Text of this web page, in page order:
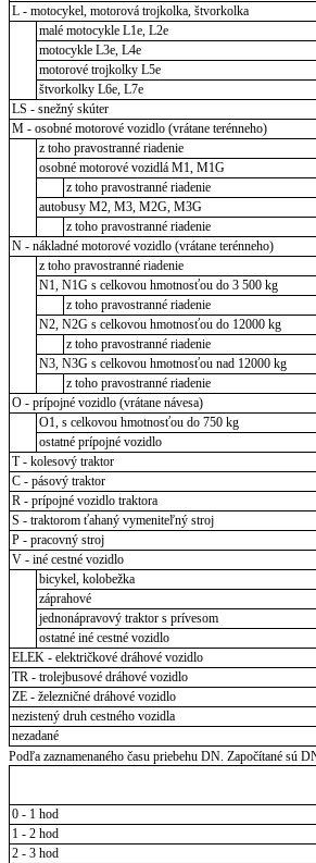
L - motocykel, motorová trojkolka, štvorkolka
malé motocykle L1e, L2e
motocykle L3e, L4e
motorové trojkolky L5e
štvorkolky L6e, L7e
LS - snežný skúter
M - osobné motorové vozidlo (vrátane terénneho)
z toho pravostranné riadenie
osobné motorové vozidlá M1, M1G
z toho pravostranné riadenie
autobusy M2, M3, M2G, M3G
z toho pravostranné riadenie
N - nákladné motorové vozidlo (vrátane terénneho)
z toho pravostranné riadenie
N1, N1G s celkovou hmotnosťou do 3 500 kg
z toho pravostranné riadenie
N2, N2G s celkovou hmotnosťou do 12000 kg
z toho pravostranné riadenie
N3, N3G s celkovou hmotnosťou nad 12000 kg
z toho pravostranné riadenie
O - prípojné vozidlo (vrátane návesa)
O1, s celkovou hmotnosťou do 750 kg
ostatné prípojné vozidlo
T - kolesový traktor
C - pásový traktor
R - prípojné vozidlo traktora
S - traktorom ťahaný vymeniteľný stroj
P - pracovný stroj
V - iné cestné vozidlo
bicykel, kolobežka
záprahové
jednonápravový traktor s prívesom
ostatné iné cestné vozidlo
ELEK - električkové dráhové vozidlo
TR - trolejbusové dráhové vozidlo
ZE - železničné dráhové vozidlo
nezistený druh cestného vozidla
nezadané
Podľa zaznamenaného času priebehu DN. Započítané sú
0 - 1 hod
1 - 2 hod
2 - 3 hod